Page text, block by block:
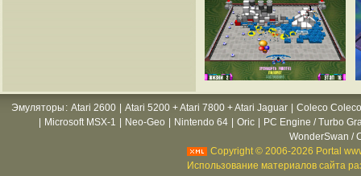
Эмуляторы : Atari 2600 Atari 5200 + Atari 7800 + Atari Jaguar
Coleco
Microsoft MSX-1 Neo-Geo Nintendo 64 Oric
PC Engine / Turbo
WonderSwan /
Copyright © 2006-2026 Portal
Использование материалов сайта